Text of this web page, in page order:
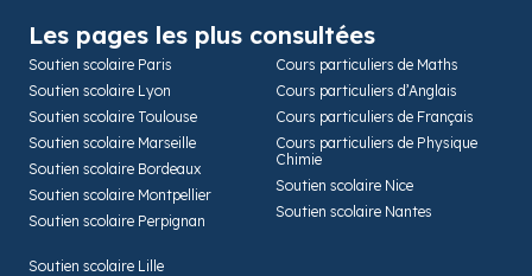
Les pages les plus consultées
Soutien scolaire Paris
Soutien scolaire Lyon
Soutien scolaire Toulouse
Soutien scolaire Marseille
Soutien scolaire Bordeaux
Soutien scolaire Montpellier
Soutien scolaire Perpignan
Cours particuliers de Maths
Cours particuliers d’Anglais
Cours particuliers de Français
Cours particuliers de Physique
Chimie
Soutien scolaire Nice
Soutien scolaire Nantes
Soutien scolaire Lille